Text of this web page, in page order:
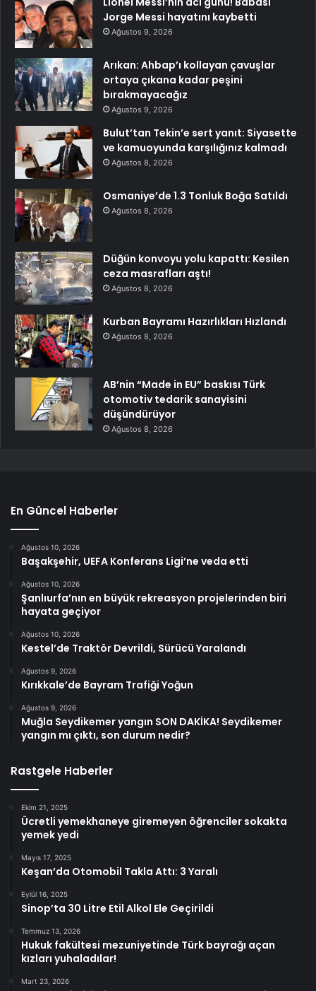
Jorge Messi hayatını kaybetti
Ağustos 9, 2026
Arıkan: Ahbap’ı kollayan çavuşlar
ortaya çıkana kadar peşini
bırakmayacağız
Ağustos 9, 2026
Bulut’tan Tekin’e sert yanıt: Siyasette
ve kamuoyunda karşılığınız kalmadı
Ağustos 8, 2026
Osmaniye’de 1.3 Tonluk Boğa Satıldı
Ağustos 8, 2026
Düğün konvoyu yolu kapattı: Kesilen
ceza masrafları aştı!
Ağustos 8, 2026
Kurban Bayramı Hazırlıkları Hızlandı
Ağustos 8, 2026
AB’nin “Made in EU” baskısı Türk
otomotiv tedarik sanayisini
düşündürüyor
Ağustos 8, 2026
En Güncel Haberler
Ağustos 10, 2026
Başakşehir, UEFA Konferans Ligi’ne veda etti
Ağustos 10, 2026
Şanlıurfa’nın en büyük rekreasyon projelerinden biri
hayata geçiyor
Ağustos 10, 2026
Kestel’de Traktör Devrildi, Sürücü Yaralandı
Ağustos 9, 2026
Kırıkkale’de Bayram Trafiği Yoğun
Ağustos 9, 2026
Muğla Seydikemer yangın SON DAKİKA! Seydikemer
yangın mı çıktı, son durum nedir?
Rastgele Haberler
Ekim 21, 2025
Ücretli yemekhaneye giremeyen öğrenciler sokakta
yemek yedi
Mayıs 17, 2025
Keşan’da Otomobil Takla Attı: 3 Yaralı
Eylül 16, 2025
Sinop’ta 30 Litre Etil Alkol Ele Geçirildi
Temmuz 13, 2026
Hukuk fakültesi mezuniyetinde Türk bayrağı açan
kızları yuhaladılar!
Mart 23, 2026